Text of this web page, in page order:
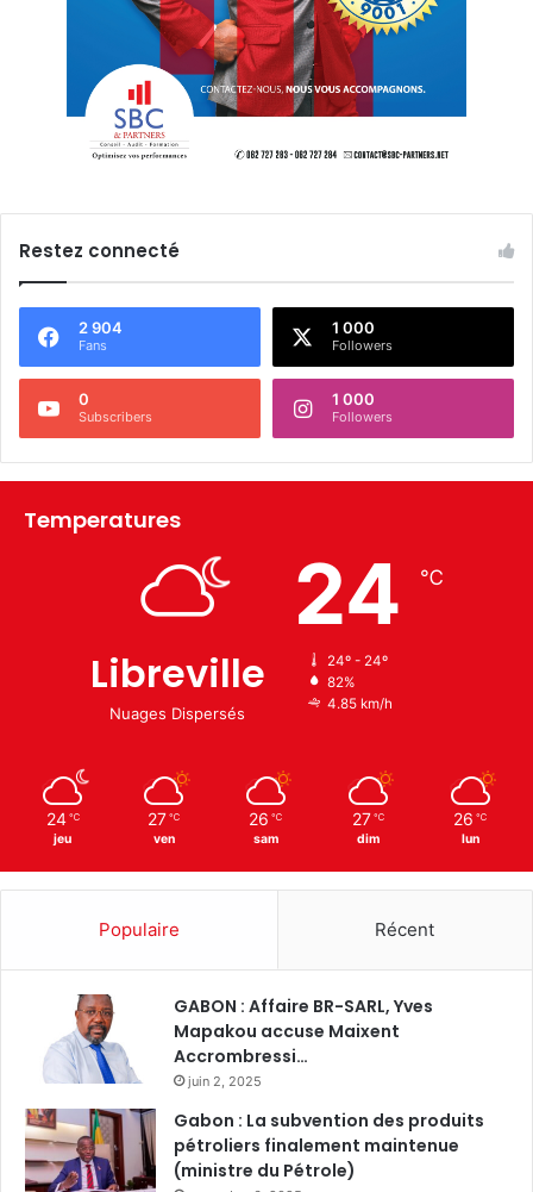
Restez connecté
2 904
Fans
1 000
Followers
0
Subscribers
1 000
Followers
Temperatures
Libreville
Nuages Dispersés
24 ℃
24º - 24º
82%
4.85 km/h
24 ℃
jeu
27 ℃
ven
26 ℃
sam
27 ℃
dim
26 ℃
lun
Populaire Récent
GABON : Affaire BR-SARL, Yves
Mapakou accuse Maixent
Accrombressi…
juin 2, 2025
Gabon : La subvention des produits
pétroliers finalement maintenue
(ministre du Pétrole)